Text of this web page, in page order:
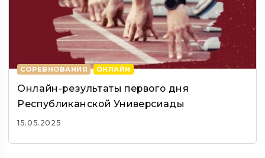
СОРЕВНОВАНИЯ ОНЛАЙН
Онлайн-результаты первого дня
Республиканской Универсиады
15.05.2025